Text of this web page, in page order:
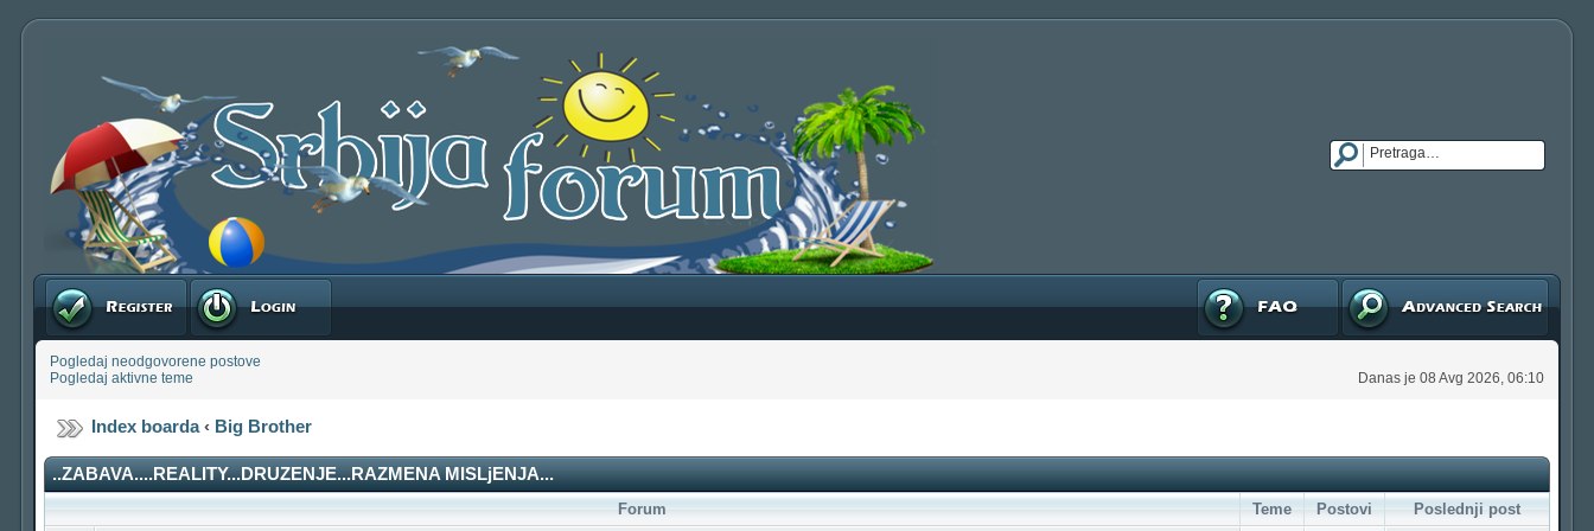
Registruj se Prijavite se Napredna pretraga
FAQ
Pogledaj neodgovorene postove
Pogledaj aktivne teme
Danas je 08 Avg 2026, 06:10
Index boarda‹ Big Brother
..ZABAVA....REALITY...DRUZENJE...RAZMENA MISLjENJA...
Forum Teme Postovi Poslednji post